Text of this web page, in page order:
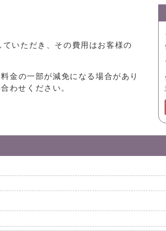
いただき、その費用はお客様の
金の一部が減免になる場合があり
わせください。